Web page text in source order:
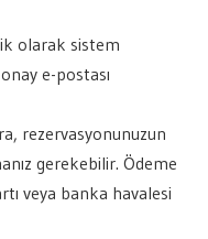
olarak sistem
e-postası
rezervasyonunuzun
gerekebilir. Ödeme
veya banka havalesi